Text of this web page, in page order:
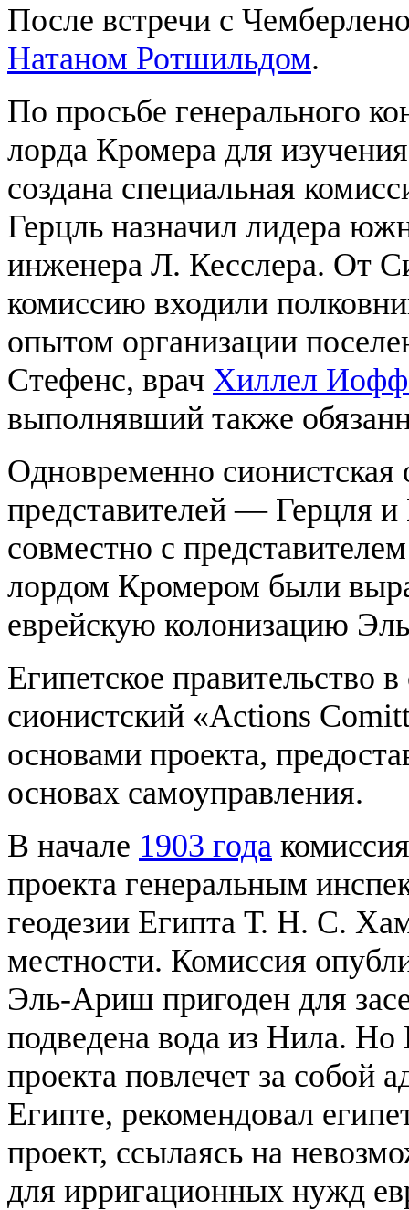
После встречи с
Натаном Ротшильдом.
По просьбе генерального
лорда Кромера для
создана специальная
Герцль назначил лидера
инженера Л. Кесслера. От
комиссию входили
опытом организации
Стефенс, врач Хиллел
выполнявший также
Одновременно сионистская
представителей — Герцля
совместно с
лордом Кромером были
еврейскую колонизацию
Египетское правительство
сионистский «Actions
основами проекта,
основах самоуправления.
В начале 1903 года
проекта генеральным
геодезии Египта Т. Н. С.
местности. Комиссия
Эль-Ариш пригоден для
подведена вода из Нила.
проекта повлечет за собой
Египте, рекомендовал
проект, ссылаясь на
для ирригационных нужд